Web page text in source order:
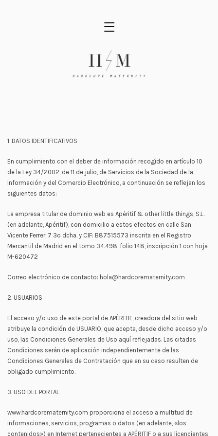
,
1. DATOS IDENTIFICATIVOS
En cumplimiento con el deber de información recogido en artículo 10
de la Ley 34/2002, de 11 de julio, de Servicios de la Sociedad de la
Información y del Comercio Electrónico, a continuación se reflejan los
siguientes datos:
La empresa titular de dominio web es Apéritif & other little things, S.L.
(en adelante, Apéritif), con domicilio a estos efectos en calle San
Vicente Ferrer, 7 3º dcha. y CIF: B87515573 inscrita en el Registro
Mercantil de Madrid en el tomo 34.498, folio 148, inscripción 1 con hoja
M-620472
Correo electrónico de contacto: hola@hardcorematernity.com
2. USUARIOS
El acceso y/o uso de este portal de APÉRITIF, creadora del sitio web
atribuye la condición de USUARIO, que acepta, desde dicho acceso y/o
uso, las Condiciones Generales de Uso aquí reflejadas. Las citadas
Condiciones serán de aplicación independientemente de las
Condiciones Generales de Contratación que en su caso resulten de
obligado cumplimiento.
3. USO DEL PORTAL
www.hardcorematernity.com proporciona el acceso a multitud de
informaciones, servicios, programas o datos (en adelante, «los
contenidos») en Internet pertenecientes a APÉRITIF o a sus licenciantes